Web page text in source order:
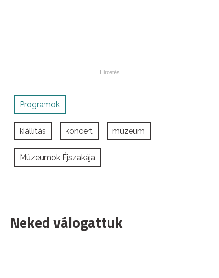
Programok
kiállítás koncert múzeum
Múzeumok Éjszakája
Neked válogattuk